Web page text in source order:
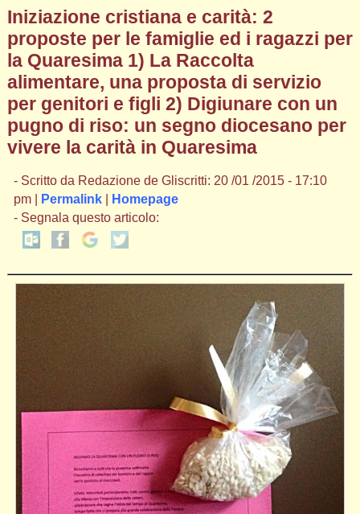
Iniziazione cristiana e carità: 2
proposte per le famiglie ed i ragazzi per
la Quaresima 1) La Raccolta
alimentare, una proposta di servizio
per genitori e figli 2) Digiunare con un
pugno di riso: un segno diocesano per
vivere la carità in Quaresima
- Scritto da Redazione de Gliscritti: 20 /01 /2015 - 17:10
pm |
Permalink|
Homepage
- Segnala questo articolo: